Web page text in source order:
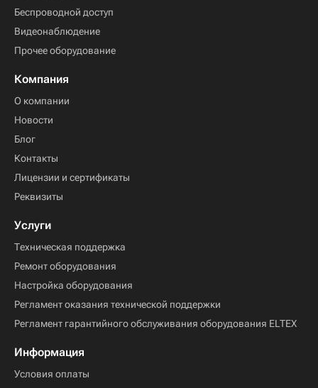
Беспроводной доступ
Видеонаблюдение
Прочее оборудование
Компания
О компании
Новости
Блог
Контакты
Лицензии и сертификаты
Реквизиты
Услуги
Техническая поддержка
Ремонт оборудования
Настройка оборудования
Регламент оказания технической поддержки
Регламент гарантийного обслуживания оборудования ELTEX
Информация
Условия оплаты